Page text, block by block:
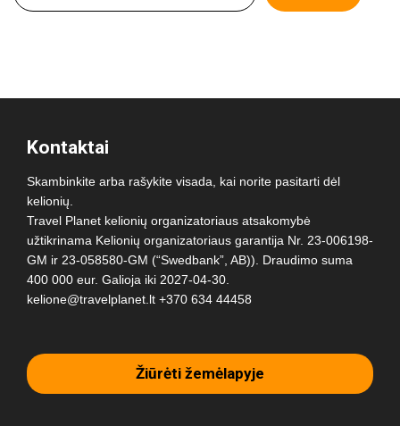
Kontaktai
Skambinkite arba rašykite visada, kai norite pasitarti dėl
kelionių.
Travel Planet kelionių organizatoriaus atsakomybė
užtikrinama Kelionių organizatoriaus garantija Nr. 23-006198-
GM ir 23-058580-GM (“Swedbank”, AB)). Draudimo suma
400 000 eur. Galioja iki 2027-04-30.
kelione@travelplanet.lt +370 634 44458
Žiūrėti žemėlapyje